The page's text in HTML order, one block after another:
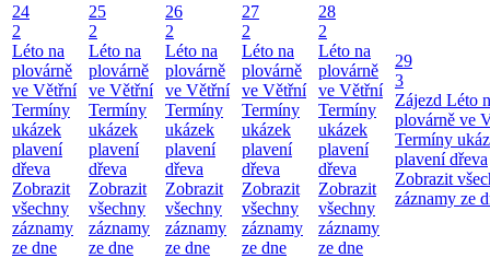
24
2
Léto na
plovárně
ve Větřní
Termíny
ukázek
plavení
dřeva
Zobrazit
všechny
záznamy
ze dne
25
2
Léto na
plovárně
ve Větřní
Termíny
ukázek
plavení
dřeva
Zobrazit
všechny
záznamy
ze dne
26
2
Léto na
plovárně
ve Větřní
Termíny
ukázek
plavení
dřeva
Zobrazit
všechny
záznamy
ze dne
27
2
Léto na
plovárně
ve Větřní
Termíny
ukázek
plavení
dřeva
Zobrazit
všechny
záznamy
ze dne
28
2
Léto na
plovárně
ve Větřní
Termíny
ukázek
plavení
dřeva
Zobrazit
všechny
záznamy
ze dne
29
3
Zájezd Léto
plovárně ve
Termíny
plavení dřeva
Zobrazit
záznamy ze